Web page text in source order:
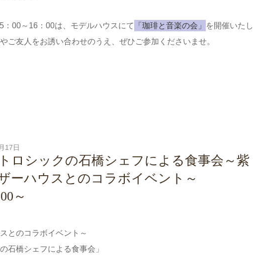
：00～16：00は、モデルハウスにて 「珈琲と音楽の会」
を開催いたし
ご友人をお誘い合わせのうえ、ぜひご参加くださいませ。
17日
ロシックの石橋シェフによる食事会～紫
ーハウスとのコラボイベント～
～
とのコラボイベント～
石橋シェフによる食事会」